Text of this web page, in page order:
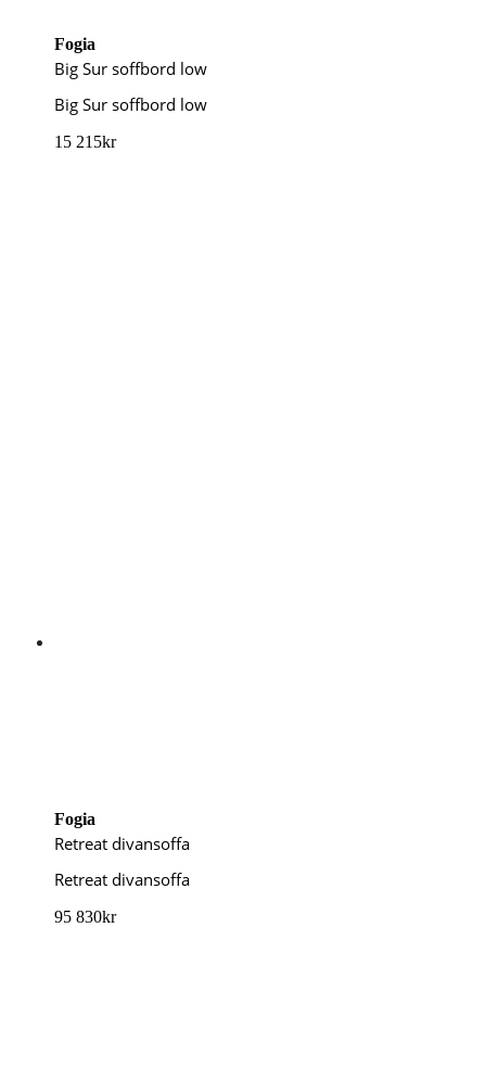
Fogia
Big Sur soffbord low
Big Sur soffbord low
15 215kr
Fogia
Retreat divansoffa
Retreat divansoffa
95 830kr